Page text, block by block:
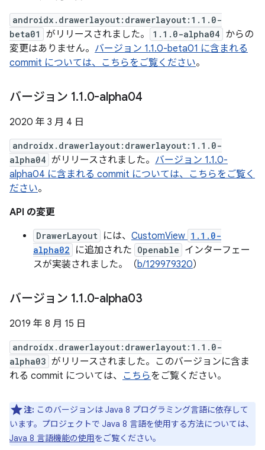
androidx.drawerlayout:drawerlayout:1.1.0-
beta01
がリリースされました。 1.1.0-alpha04 からの
変更はありません。 バージョン 1.1.0-beta01 に含まれる
commit については、こちらをご覧ください。
バージョン 1.1.0-alpha04
2020 年 3 月 4 日
androidx.drawerlayout:drawerlayout:1.1.0-
alpha04 がリリースされました。 バージョン 1.1.0-
alpha04 に含まれる commit については、こちらをご覧く
ださい。
API の変更
DrawerLayout には、 CustomView 1.1.0-
alpha02
に追加された Openable インターフェー
スが実装されました。（b/129979320）
バージョン 1.1.0-alpha03
2019 年 8 月 15 日
androidx.drawerlayout:drawerlayout:1.1.0-
alpha03 がリリースされました。このバージョンに含ま
れる commit については、 こちらをご覧ください。
注: このバージョンは Java 8 プログラミング言語に依存して
います。プロジェクトで Java 8 言語を使用する方法については、
Java 8 言語機能の使用をご覧ください。